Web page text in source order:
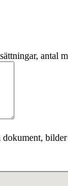
antal
dokument,